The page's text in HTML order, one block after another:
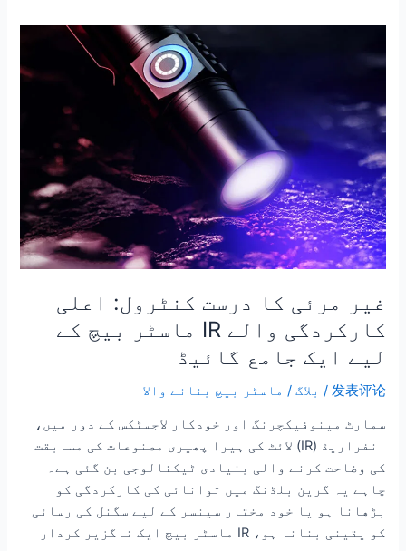
غیر مرئی کا درست کنٹرول: اعلی
کارکردگی والے IR ماسٹر بیچ کے
لیے ایک جامع گائیڈ
发表评论
/ بلاگ / ماسٹر بیچ بنانے والا
سمارٹ مینوفیکچرنگ اور خودکار لاجسٹکس کے دور میں،
انفراریڈ (IR) لائٹ کی ہیرا پھیری مصنوعات کی مسابقت
کی وضاحت کرنے والی بنیادی ٹیکنالوجی بن گئی ہے۔
چاہے یہ گرین بلڈنگ میں توانائی کی کارکردگی کو
بڑھانا ہو یا خود مختار سینسر کے لیے سگنل کی رسائی
کو یقینی بنانا ہو، IR ماسٹر بیچ ایک ناگزیر کردار
مرئی
درست
کنٹرول:
اعلی
کارکردگی
والے
IR
ماسٹر
بیچ
کے
لیے
ایک
جامع
گائیڈ